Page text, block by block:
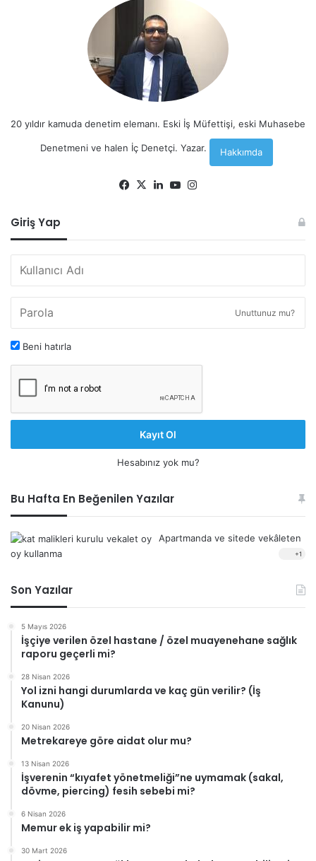
20 yıldır kamuda denetim elemanı. Eski İş Müfettişi, eski Muhasebe
Denetmeni ve halen İç Denetçi. Yazar. Hakkımda
Facebook
X LinkedInYouTube
Giriş Yap
Unuttunuz mu?
Beni hatırla
Kayıt Ol
Hesabınız yok mu?
Bu Hafta En Beğenilen Yazılar
Apartmanda ve sitede vekâleten
oy kullanma
+1
Son Yazılar
5 Mayıs 2026
İşçiye verilen özel hastane / özel muayenehane sağlık
raporu geçerli mi?
28 Nisan 2026
Yol izni hangi durumlarda ve kaç gün verilir? (İş
Kanunu)
20 Nisan 2026
Metrekareye göre aidat olur mu?
13 Nisan 2026
İşverenin “kıyafet yönetmeliği”ne uymamak (sakal,
dövme, piercing) fesih sebebi mi?
6 Nisan 2026
Memur ek iş yapabilir mi?
30 Mart 2026